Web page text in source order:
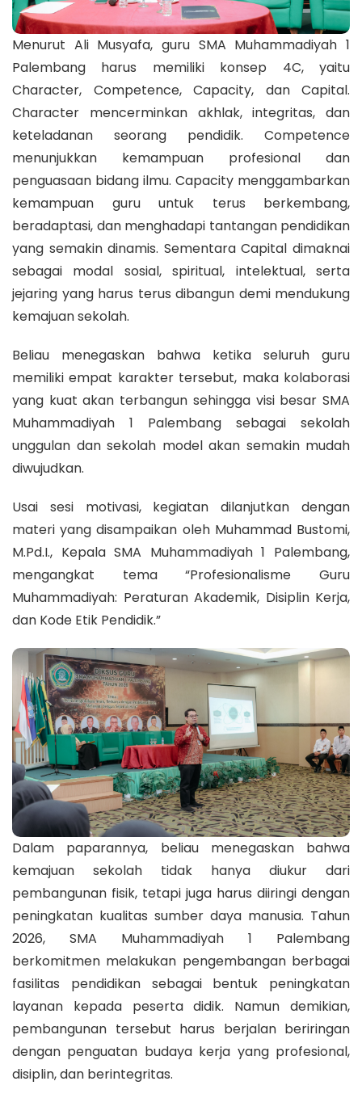
Menurut Ali Musyafa, guru SMA Muhammadiyah 1
Palembang harus memiliki konsep 4C, yaitu
Character, Competence, Capacity, dan Capital.
Character mencerminkan akhlak, integritas, dan
keteladanan seorang pendidik. Competence
menunjukkan kemampuan profesional dan
penguasaan bidang ilmu. Capacity menggambarkan
kemampuan guru untuk terus berkembang,
beradaptasi, dan menghadapi tantangan pendidikan
yang semakin dinamis. Sementara Capital dimaknai
sebagai modal sosial, spiritual, intelektual, serta
jejaring yang harus terus dibangun demi mendukung
kemajuan sekolah.
Beliau menegaskan bahwa ketika seluruh guru
memiliki empat karakter tersebut, maka kolaborasi
yang kuat akan terbangun sehingga visi besar SMA
Muhammadiyah 1 Palembang sebagai sekolah
unggulan dan sekolah model akan semakin mudah
diwujudkan.
Usai sesi motivasi, kegiatan dilanjutkan dengan
materi yang disampaikan oleh Muhammad Bustomi,
M.Pd.I., Kepala SMA Muhammadiyah 1 Palembang,
mengangkat tema “Profesionalisme Guru
Muhammadiyah: Peraturan Akademik, Disiplin Kerja,
dan Kode Etik Pendidik.”
Dalam paparannya, beliau menegaskan bahwa
kemajuan sekolah tidak hanya diukur dari
pembangunan fisik, tetapi juga harus diiringi dengan
peningkatan kualitas sumber daya manusia. Tahun
2026, SMA Muhammadiyah 1 Palembang
berkomitmen melakukan pengembangan berbagai
fasilitas pendidikan sebagai bentuk peningkatan
layanan kepada peserta didik. Namun demikian,
pembangunan tersebut harus berjalan beriringan
dengan penguatan budaya kerja yang profesional,
disiplin, dan berintegritas.